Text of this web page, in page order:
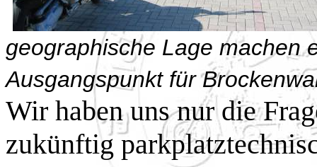
geographische Lage machen
Ausgangspunkt für
Wir haben uns nur die
zukünftig